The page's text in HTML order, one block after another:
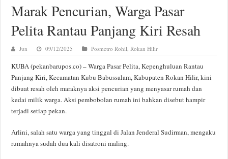
Marak Pencurian, Warga Pasar
Pelita Rantau Panjang Kiri Resah
Jun 09/12/2025 Posmetro Rohil ,Rokan Hilir
KUBA (pekanbarupos.co) – Warga Pasar Pelita, Kepenghuluan Rantau
Panjang Kiri, Kecamatan Kubu Babussalam, Kabupaten Rokan Hilir, kini
dibuat resah oleh maraknya aksi pencurian yang menyasar rumah dan
kedai milik warga. Aksi pembobolan rumah ini bahkan disebut hampir
terjadi setiap pekan.
Arlini, salah satu warga yang tinggal di Jalan Jenderal Sudirman, mengaku
rumahnya sudah dua kali disatroni maling.